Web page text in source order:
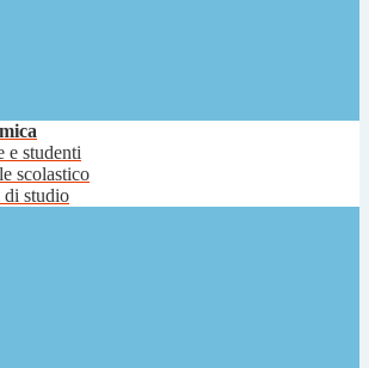
e studenti
scolastico
di studio